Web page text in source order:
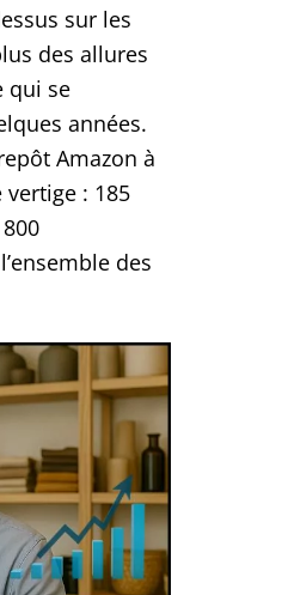
sur les
des allures
qui se
années.
Amazon à
: 185
des